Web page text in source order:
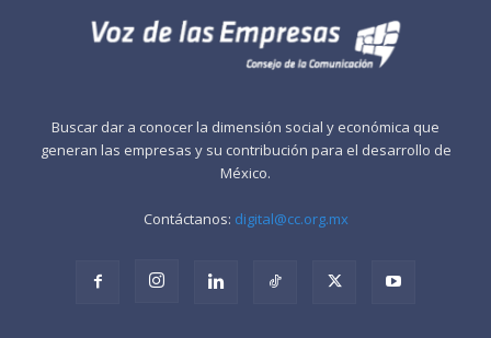
Buscar dar a conocer la dimensión social y económica que
generan las empresas y su contribución para el desarrollo de
México.
Contáctanos: digital@cc.org.mx